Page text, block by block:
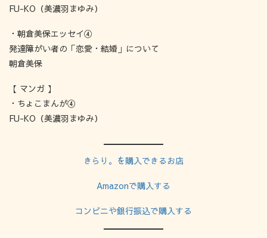
FU-KO（美濃羽まゆみ）
・朝倉美保エッセイ④
発達障がい者の「恋愛・結婚」について
朝倉美保
【 マンガ 】
・ちょこまんが④
FU-KO（美濃羽まゆみ）
きらり。を購入できるお店
Amazonで購入する
コンビニや銀行振込で購入する